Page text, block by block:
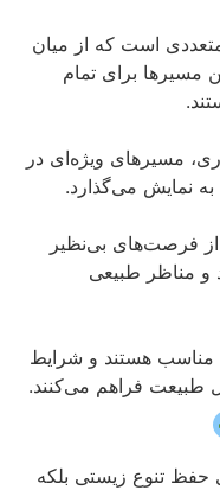
است که از میان
مسیرها برای تمام
مسیرهای ویژه‌ای در
به نمایش می‌گذارد.
از فرصت‌های بی‌نظیر
و مناظر طبیعی
مناسب هستند و شرایط
طبیعت فراهم می‌کنند.
حفظ تنوع زیستی بلکه